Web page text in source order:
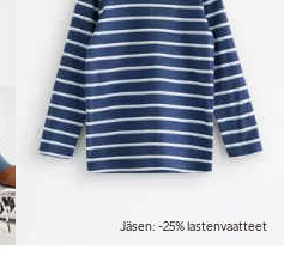
Jäsen: -25% lastenvaatteet